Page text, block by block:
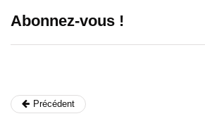
Abonnez-vous !
Précédent